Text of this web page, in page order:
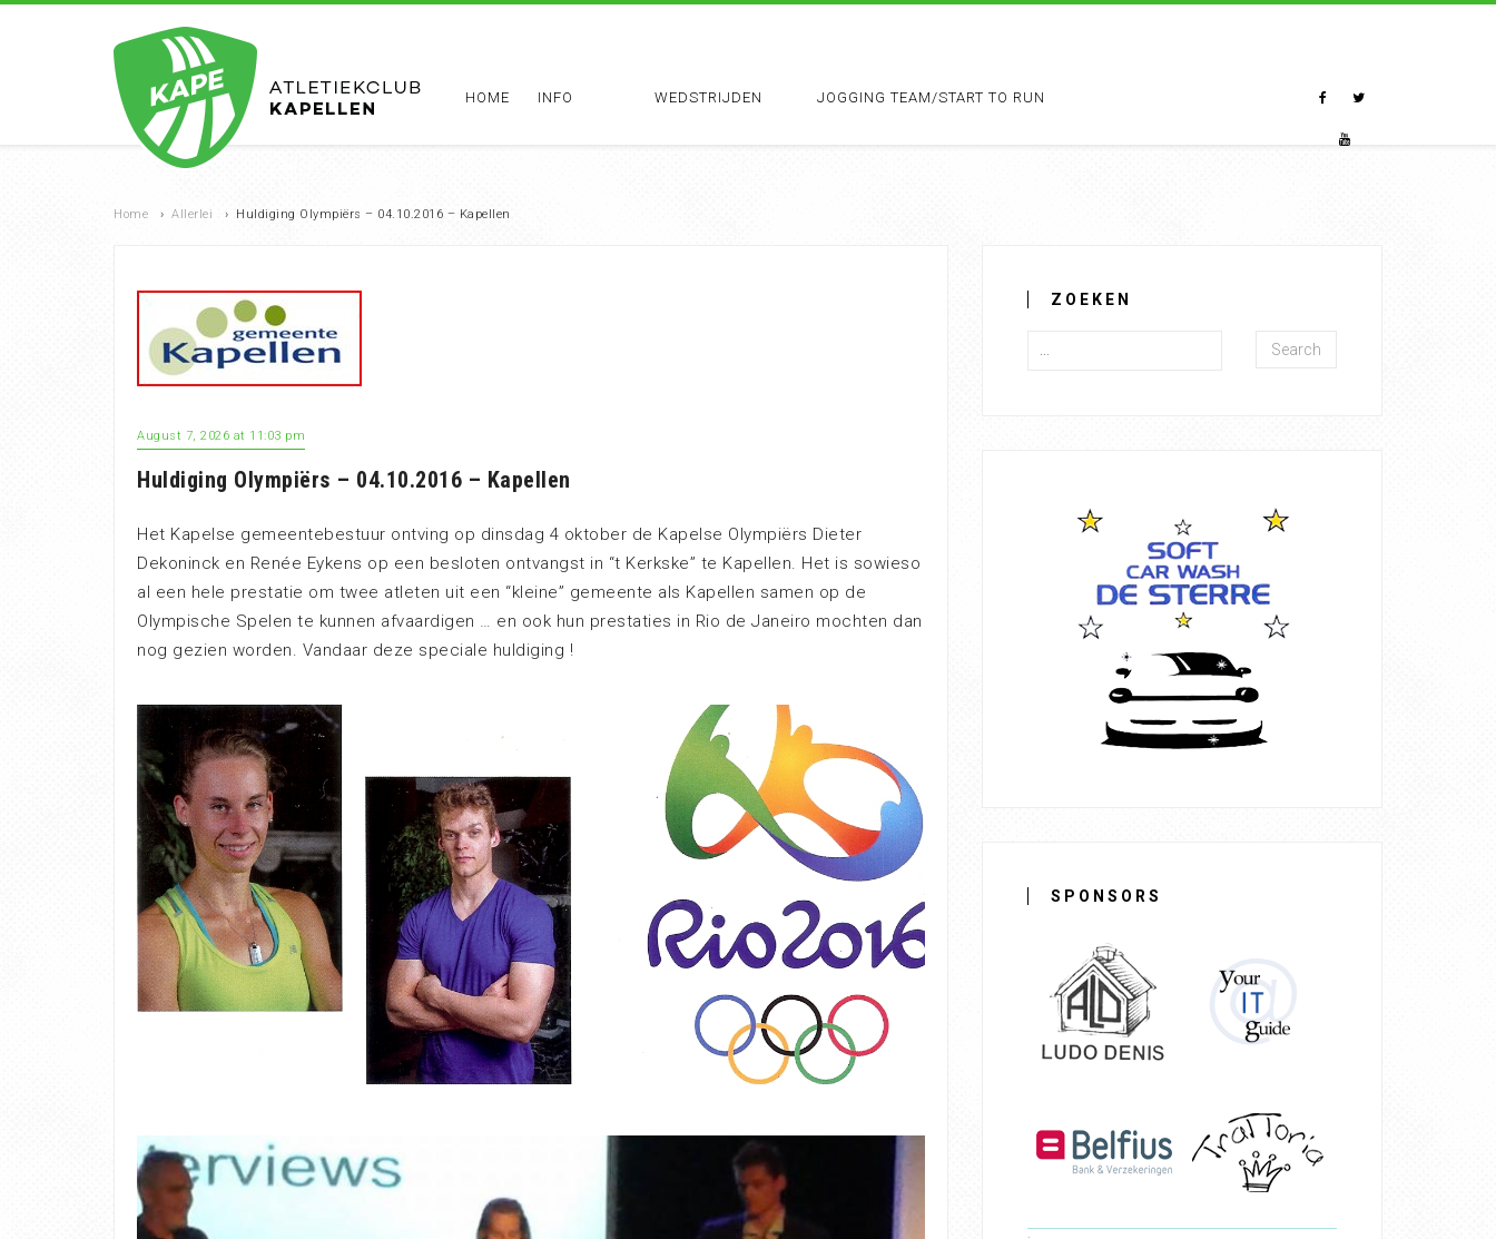
HOME INFO WEDSTRIJDEN JOGGING TEAM/START TO RUN
Home › Allerlei › Huldiging Olympiërs – 04.10.2016 – Kapellen
August 7, 2026 at 11:03 pm
Huldiging Olympiërs – 04.10.2016 – Kapellen
Het Kapelse gemeentebestuur ontving op dinsdag 4 oktober de Kapelse Olympiërs Dieter
Dekoninck en Renée Eykens op een besloten ontvangst in “t Kerkske” te Kapellen. Het is sowieso
al een hele prestatie om twee atleten uit een “kleine” gemeente als Kapellen samen op de
Olympische Spelen te kunnen afvaardigen … en ook hun prestaties in Rio de Janeiro mochten dan
nog gezien worden. Vandaar deze speciale huldiging !
ZOEKEN
Search
SPONSORS